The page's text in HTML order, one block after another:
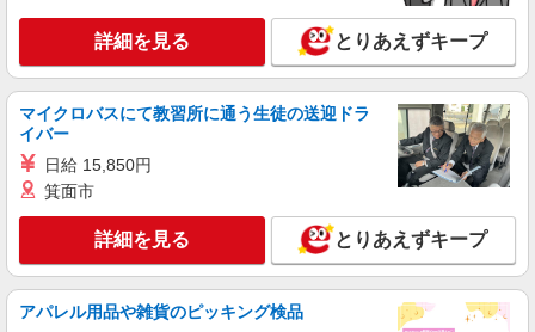
詳細を見る とりあえずキープ
マイクロバスにて教習所に通う生徒の送迎ドラ
イバー
日給 15,850円
箕面市
詳細を見る とりあえずキープ
アパレル用品や雑貨のピッキング検品